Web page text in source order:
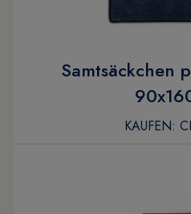
Samtsäckchen
KAUFEN: